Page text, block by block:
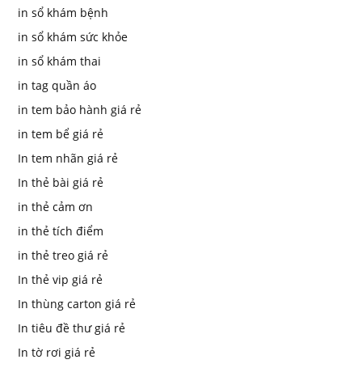
in sổ khám bệnh
in sổ khám sức khỏe
in sổ khám thai
in tag quần áo
in tem bảo hành giá rẻ
in tem bể giá rẻ
In tem nhãn giá rẻ
In thẻ bài giá rẻ
in thẻ cảm ơn
in thẻ tích điểm
in thẻ treo giá rẻ
In thẻ vip giá rẻ
In thùng carton giá rẻ
In tiêu đề thư giá rẻ
In tờ rơi giá rẻ